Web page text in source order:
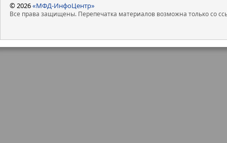
© 2026«МФД-ИнфоЦентр»
Все права защищены. Перепечатка материалов возможна только со